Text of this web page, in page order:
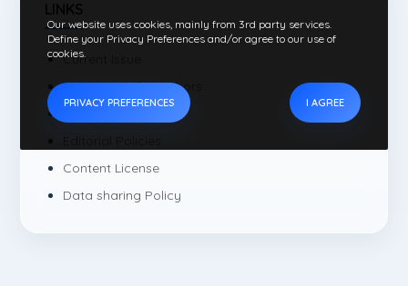
LINKS
Current Issue
Instructions for authors
Content License
Data sharing Policy
Our website uses cookies, mainly from 3rd party services.
Define your Privacy Preferences and/or agree to our use of
cookies.
PRIVACY PREFERENCES I AGREE